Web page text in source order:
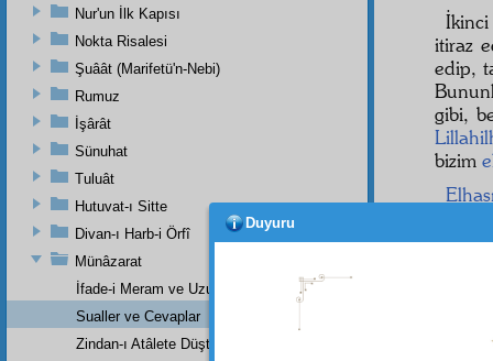
itiraz
edip,
gibi,
bizim
"Her
Nur'un İlk Kapısı
Nokta Risalesi
Şuâât (Marifetü'n-Nebi)
Rumuz
İşârât
Sünuhat
Tuluât
Hutuvat-ı Sitte
Divan-ı Harb-i Örfî
Münâzarat
İfade-i Meram ve Uzunca Bir Mazeret
Sualler ve Cevaplar
Zindan-ı Atâlete Düştüğümüzün Sebebi Nedir ?
Duyuru